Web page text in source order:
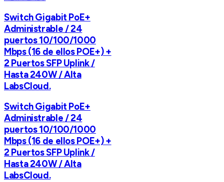
Switch Gigabit PoE+
Administrable / 24
puertos 10/100/1000
Mbps (16 de ellos POE+) +
2 Puertos SFP Uplink /
Hasta 240W / Alta
LabsCloud.
Switch Gigabit PoE+
Administrable / 24
puertos 10/100/1000
Mbps (16 de ellos POE+) +
2 Puertos SFP Uplink /
Hasta 240W / Alta
LabsCloud.